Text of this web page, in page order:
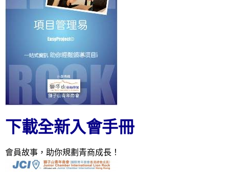
下載全新入會手冊
會員故事，助你規劃青商成長！